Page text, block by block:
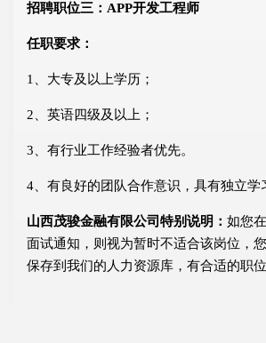
招聘职位三：APP开发工程师
任职要求：
1、大专及以上学历；
2、英语四级及以上；
3、有行业工作经验者优先。
4、有良好的团队合作意识，具有独立学
山西茂骏金融有限公司特别说明： 如您
面试通知，则视为暂时不适合该岗位，
保存到我们的人力资源库，有合适的职位